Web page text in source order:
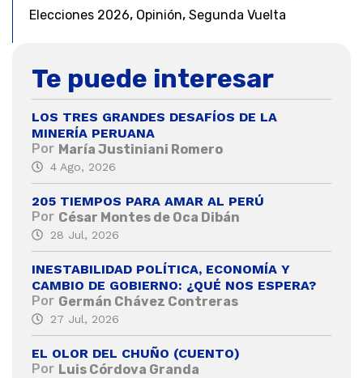
Elecciones 2026, Opinión, Segunda Vuelta
Te puede interesar
LOS TRES GRANDES DESAFÍOS DE LA
MINERÍA PERUANA
Por María Justiniani Romero
4 Ago, 2026
205 TIEMPOS PARA AMAR AL PERÚ
Por César Montes de Oca Dibán
28 Jul, 2026
INESTABILIDAD POLÍTICA, ECONOMÍA Y
CAMBIO DE GOBIERNO: ¿QUÉ NOS ESPERA?
Por Germán Chávez Contreras
27 Jul, 2026
EL OLOR DEL CHUÑO (CUENTO)
Por Luis Córdova Granda